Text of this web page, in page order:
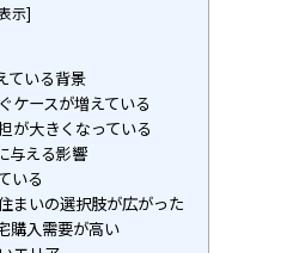
示]
ている背景
ケースが増えている
が大きくなっている
与える影響
いる
まいの選択肢が広がった
購入需要が高い